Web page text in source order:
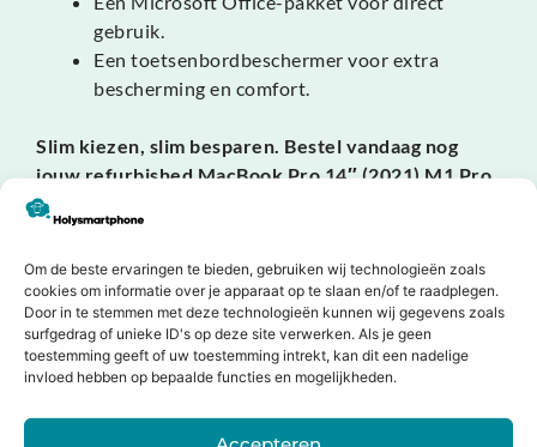
Om de beste ervaringen te bieden, gebruiken wij technologieën zoals
cookies om informatie over je apparaat op te slaan en/of te raadplegen.
Door in te stemmen met deze technologieën kunnen wij gegevens zoals
surfgedrag of unieke ID's op deze site verwerken. Als je geen
toestemming geeft of uw toestemming intrekt, kan dit een nadelige
invloed hebben op bepaalde functies en mogelijkheden.
gebruik.
Een toetsenbordbeschermer voor extra
bescherming en comfort.
Slim kiezen, slim besparen. Bestel vandaag nog
jouw refurbished MacBook Pro 14″ (2021) M1 Pro
bij HolySmartphone en ervaar professionele
prestaties, een schitterend scherm en de kwaliteit
van Apple voor een fractie van de nieuwprijs.
Dit zeggen onze klanten